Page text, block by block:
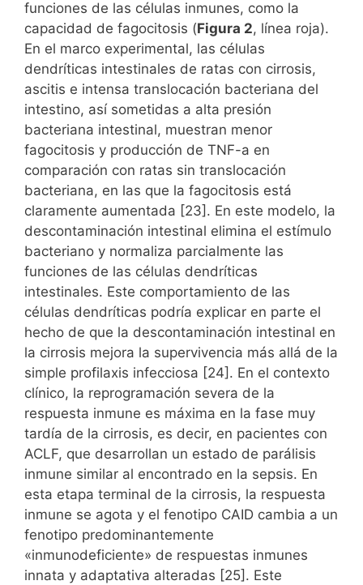
funciones de las células inmunes, como la
capacidad de fagocitosis (Figura 2, línea roja).
En el marco experimental, las células
dendríticas intestinales de ratas con cirrosis,
ascitis e intensa translocación bacteriana del
intestino, así sometidas a alta presión
bacteriana intestinal, muestran menor
fagocitosis y producción de TNF-a en
comparación con ratas sin translocación
bacteriana, en las que la fagocitosis está
claramente aumentada [23]. En este modelo, la
descontaminación intestinal elimina el estímulo
bacteriano y normaliza parcialmente las
funciones de las células dendríticas
intestinales. Este comportamiento de las
células dendríticas podría explicar en parte el
hecho de que la descontaminación intestinal en
la cirrosis mejora la supervivencia más allá de la
simple profilaxis infecciosa [24]. En el contexto
clínico, la reprogramación severa de la
respuesta inmune es máxima en la fase muy
tardía de la cirrosis, es decir, en pacientes con
ACLF, que desarrollan un estado de parálisis
inmune similar al encontrado en la sepsis. En
esta etapa terminal de la cirrosis, la respuesta
inmune se agota y el fenotipo CAID cambia a un
fenotipo predominantemente
«inmunodeficiente» de respuestas inmunes
innata y adaptativa alteradas [25]. Este